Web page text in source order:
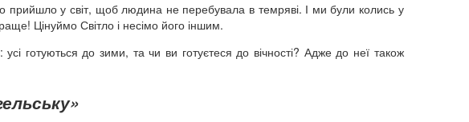
у світ, щоб людина не перебувала в темряві. І ми були колись у
Цінуймо Світло і несімо його іншим.
готуються до зими, та чи ви готуєтеся до вічності? Адже до неї також